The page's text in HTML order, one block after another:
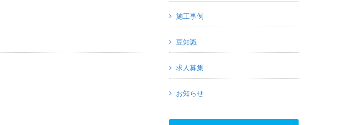
施工事例
豆知識
求人募集
お知らせ